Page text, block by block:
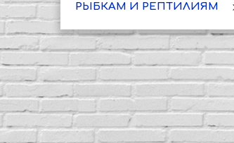
РЫБКАМ И РЕПТИЛИЯМ